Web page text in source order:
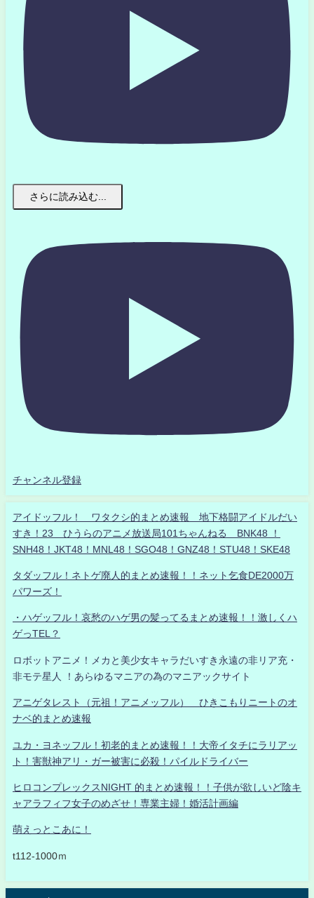
さらに読み込む...
チャンネル登録
アイドッフル！ ワタクシ的まとめ速報 地下格闘アイドルだい
すき！23 ひうらのアニメ放送局101ちゃんねる BNK48 ！
SNH48！JKT48！MNL48！SGO48！GNZ48！STU48！SKE48
タダッフル！ネトゲ廃人的まとめ速報！！ネット乞食DE2000万
パワーズ！
・ハゲッフル！哀愁のハゲ男の髪ってるまとめ速報！！激しくハ
ゲっTEL？
ロボットアニメ！メカと美少女キャラだいすき永遠の非リア充・
非モテ星人 ！あらゆるマニアの為のマニアックサイト
アニゲタレスト（元祖！アニメッフル） ひきこもりニートのオ
ナベ的まとめ速報
ユカ・ヨネッフル！初老的まとめ速報！！大帝イタチにラリアッ
ト！害獣神アリ・ガー被害に必殺！パイルドライバー
ヒロコンプレックスNIGHT 的まとめ速報！！子供が欲しいど陰キ
ャアラフィフ女子のめざせ！専業主婦！婚活計画編
萌えっとこあに！
t112-1000ｍ